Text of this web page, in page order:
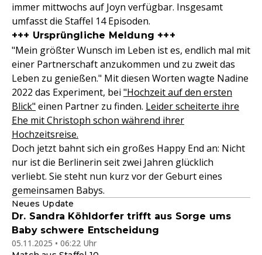
immer mittwochs auf Joyn verfügbar. Insgesamt
umfasst die Staffel 14 Episoden.
+++ Ursprüngliche Meldung +++
"Mein größter Wunsch im Leben ist es, endlich mal mit
einer Partnerschaft anzukommen und zu zweit das
Leben zu genießen." Mit diesen Worten wagte Nadine
2022 das Experiment, bei "Hochzeit auf den ersten
Blick" einen Partner zu finden. Leider scheiterte ihre
Ehe mit Christoph schon während ihrer
Hochzeitsreise.
Doch jetzt bahnt sich ein großes Happy End an: Nicht
nur ist die Berlinerin seit zwei Jahren glücklich
verliebt. Sie steht nun kurz vor der Geburt eines
gemeinsamen Babys.
Neues Update
Dr. Sandra Köhldorfer trifft aus Sorge ums
Baby schwere Entscheidung
05.11.2025 • 06:22 Uhr